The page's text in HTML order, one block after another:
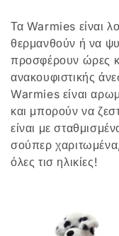
λ
ο
γ
ή
:
Τα Warmies είναι
θερμανθούν ή να
προσφέρουν ώρες
ανακουφιστικής
Warmies είναι
και μπορούν να
είναι με
σούπερ
όλες τισ ηλικίες!